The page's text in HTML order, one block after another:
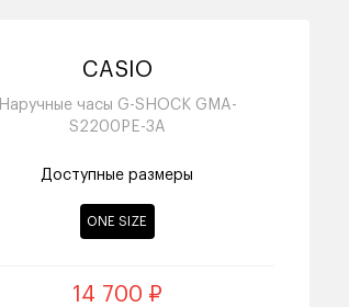
CASIO
Наручные часы G-SHOCK GMA-
S2200PE-3A
Доступные размеры
ONE SIZE
14 700 ₽